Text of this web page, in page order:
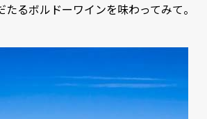
るボルドーワインを味わってみて。